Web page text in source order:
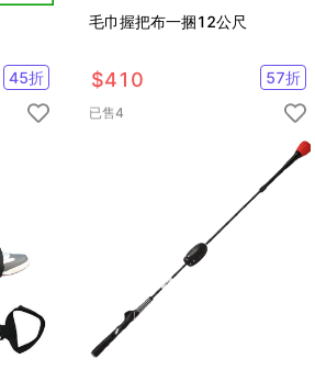
45折
毛巾握把布一捆12公尺
$410 57折
已售4